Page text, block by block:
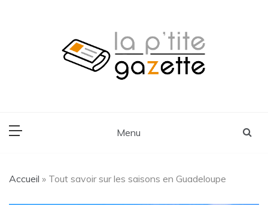
Menu
Accueil » Tout savoir sur les saisons en Guadeloupe